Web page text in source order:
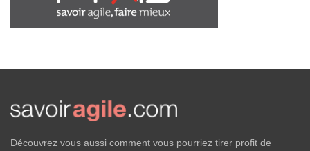
Découvrez vous aussi comment vous pourriez tirer profit de